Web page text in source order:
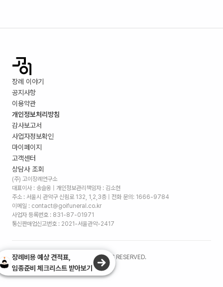
장례 이야기
공지사항
이용약관
개인정보처리방침
감사보고서
사업자정보확인
마이페이지
고객센터
상담사 조회
(주) 고이장례연구소
대표이사 : 송슬옹 | 개인정보관리책임자 : 김소현
주소 : 서울시 관악구 신림로 132, 1,2,3층 | 전화 문의: 1666-9784
이메일 : contact@goifuneral.co.kr
사업자 등록번호 : 831-87-01971
통신판매업신고번호 : 2021-서울관악-2417
©2026. (주)고이장례연구소 ALL RIGHTS RESERVED.
장례비용 예상 견적표,
임종준비 체크리스트 받아보기